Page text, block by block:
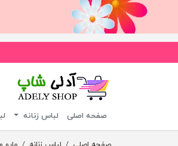
صفحه اصلی لباس زنانه